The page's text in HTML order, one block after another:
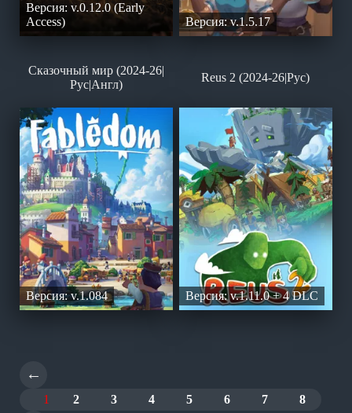
Версия: v.0.12.0 (Early
Access)
Версия: v.1.5.17
Сказочный мир (2024-26|
Рус|Англ)
Версия: v.1.084
Reus 2 (2024-26|Рус)
Версия: v.1.11.0 + 4 DLC
←
1 2 3 4 5 6 7 8